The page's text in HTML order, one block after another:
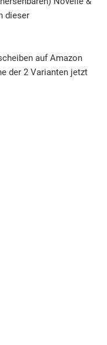
dieser
auf Amazon
der 2 Varianten jetzt